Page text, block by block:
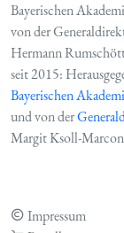
Bayerischen
von der
Hermann
seit 2015:
Bayerischen
und von der
Margit Ksoll-
Impressum